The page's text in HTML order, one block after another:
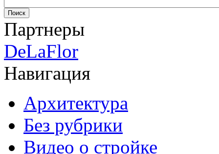
Партнеры
DeLaFlor
Навигация
Архитектура
Без рубрики
Видео о стройке